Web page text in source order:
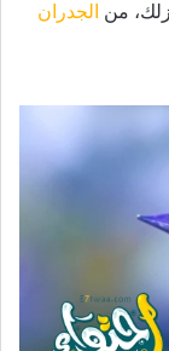
من الجدران